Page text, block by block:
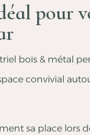
pour
bois & métal
convivial
sa place lors